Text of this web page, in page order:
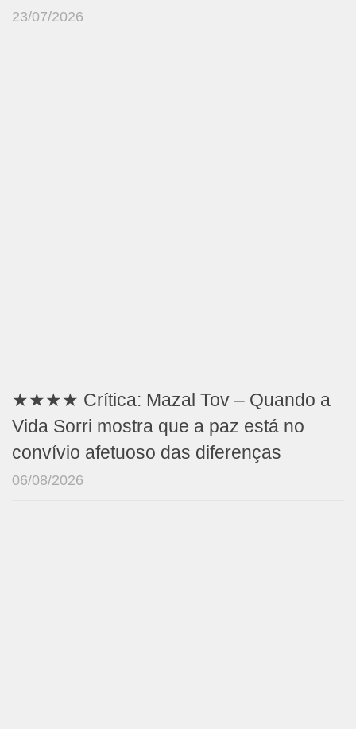
23/07/2026
★★★★ Crítica: Mazal Tov – Quando a
Vida Sorri mostra que a paz está no
convívio afetuoso das diferenças
06/08/2026